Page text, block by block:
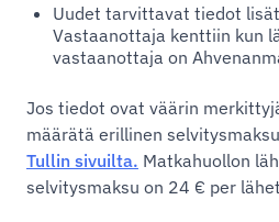
Uudet tarvittavat tiedot
Vastaanottaja kenttiin kun
vastaanottaja on
Jos tiedot ovat väärin
määrätä erillinen
Tullin sivuilta. Matkahuollon
selvitysmaksu on 24 € per